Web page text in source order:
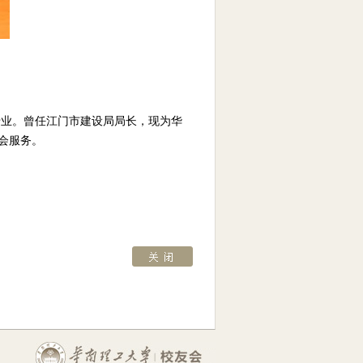
。曾任江门市建设局局长，现为华
服务。